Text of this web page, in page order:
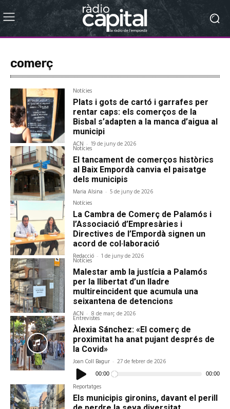
comerç
Notícies
Plats i gots de cartó i garrafes per
rentar caps: els comerços de la
Bisbal s’adapten a la manca d’aigua al
municipi
ACN - 19 de juny de 2026
Notícies
El tancament de comerços històrics
al Baix Empordà canvia el paisatge
dels municipis
Maria Alsina - 5 de juny de 2026
Notícies
La Cambra de Comerç de Palamós i
l’Associació d’Empresàries i
Directives de l’Empordà signen un
acord de col·laboració
Redacció - 1 de juny de 2026
Notícies
Malestar amb la justícia a Palamós
per la llibertat d’un lladre
multireincident que acumula una
seixantena de detencions
ACN - 8 de març de 2026
Entrevistes
Àlexia Sánchez: «El comerç de
proximitat ha anat pujant després de
la Covid»
Joan Coll Bagur - 27 de febrer de 2026
Reproductor
d'àudio00:00 00:00
Reportatges
Els municipis gironins, davant el perill